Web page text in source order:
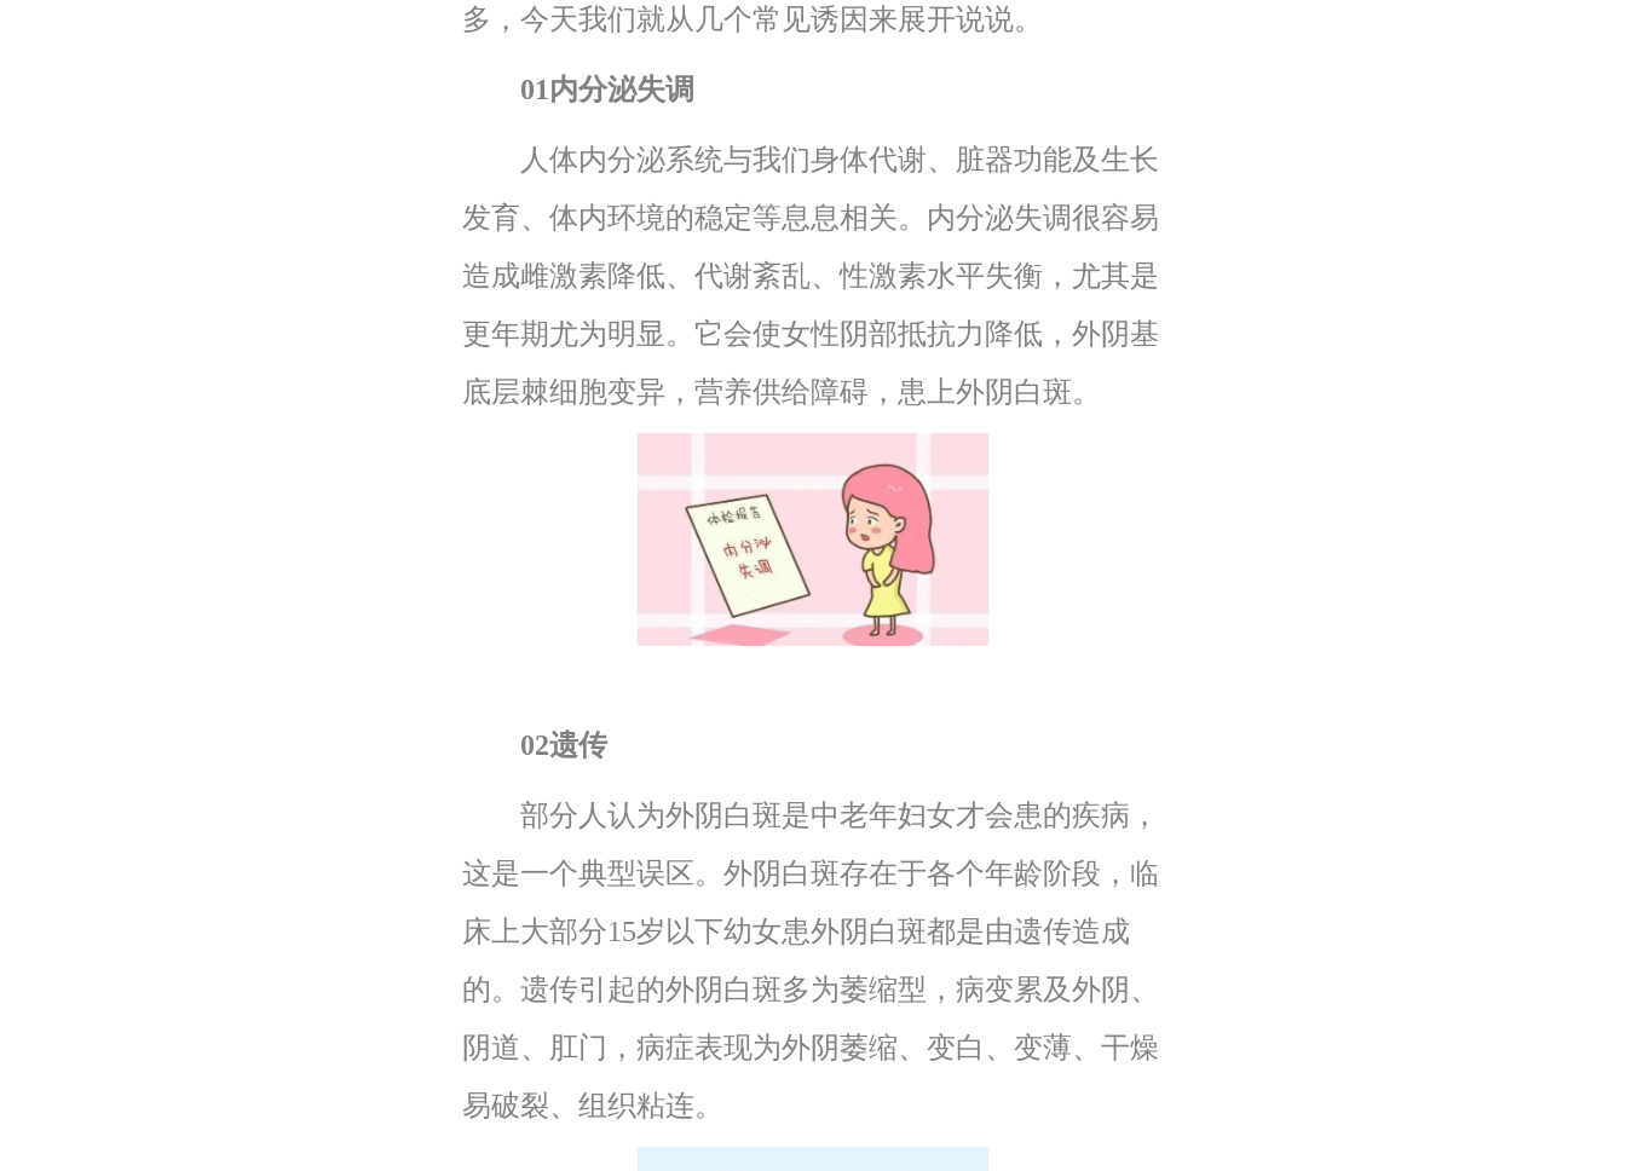
多，今天我们就从几个常见诱因来展开说说。
01内分泌失调
人体内分泌系统与我们身体代谢、脏器功能及生长
发育、体内环境的稳定等息息相关。内分泌失调很容易
造成雌激素降低、代谢紊乱、性激素水平失衡，尤其是
更年期尤为明显。它会使女性阴部抵抗力降低，外阴基
底层棘细胞变异，营养供给障碍，患上外阴白斑。
02遗传
部分人认为外阴白斑是中老年妇女才会患的疾病，
这是一个典型误区。外阴白斑存在于各个年龄阶段，临
床上大部分15岁以下幼女患外阴白斑都是由遗传造成
的。遗传引起的外阴白斑多为萎缩型，病变累及外阴、
阴道、肛门，病症表现为外阴萎缩、变白、变薄、干燥
易破裂、组织粘连。